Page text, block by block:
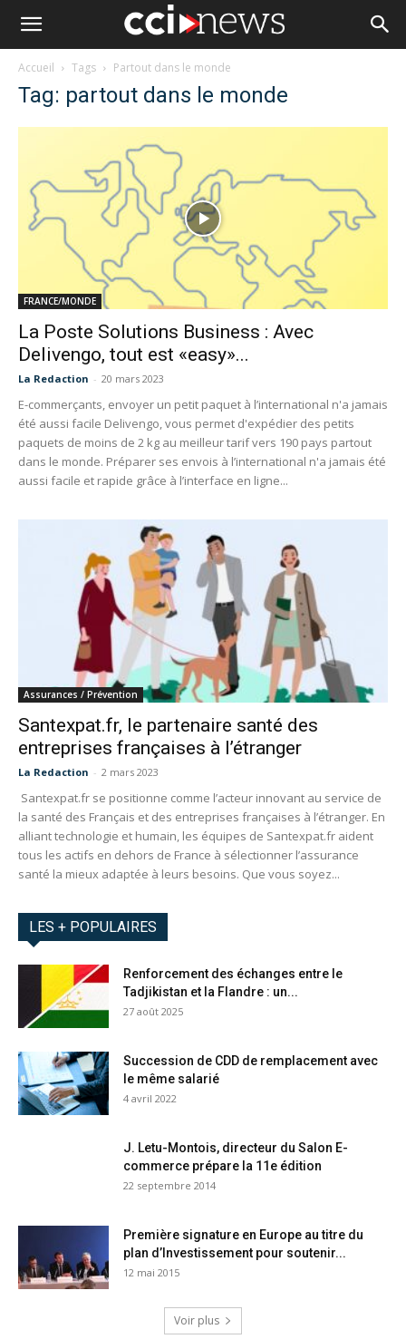
Accueil Tags Partout dans le monde
Tag: partout dans le monde
FRANCE/MONDE
La Poste Solutions Business : Avec
Delivengo, tout est «easy»...
La Redaction - 20 mars 2023
E-commerçants, envoyer un petit paquet à l’international n'a jamais
été aussi facile Delivengo, vous permet d'expédier des petits
paquets de moins de 2 kg au meilleur tarif vers 190 pays partout
dans le monde. Préparer ses envois à l’international n'a jamais été
aussi facile et rapide grâce à l’interface en ligne...
Assurances / Prévention
Santexpat.fr, le partenaire santé des
entreprises françaises à l’étranger
La Redaction - 2 mars 2023
Santexpat.fr se positionne comme l’acteur innovant au service de
la santé des Français et des entreprises françaises à l’étranger. En
alliant technologie et humain, les équipes de Santexpat.fr aident
tous les actifs en dehors de France à sélectionner l’assurance
santé la mieux adaptée à leurs besoins. Que vous soyez...
LES + POPULAIRES
Renforcement des échanges entre le
Tadjikistan et la Flandre : un...
27 août 2025
Succession de CDD de remplacement avec
le même salarié
4 avril 2022
J. Letu-Montois, directeur du Salon E-
commerce prépare la 11e édition
22 septembre 2014
Première signature en Europe au titre du
plan d’Investissement pour soutenir...
12 mai 2015
Voir plus